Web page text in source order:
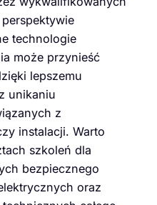
technologie
może przynieść
lepszemu
unikaniu
z
instalacji. Warto
szkoleń dla
bezpiecznego
oraz